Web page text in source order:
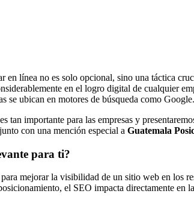
en línea no es solo opcional, sino una táctica
en el logro digital de cualquier
se ubican en motores de búsqueda como Google.
tan importante para las empresas y
con una mención especial a Guatemala
para ti?
mejorar la visibilidad de un sitio web en los
el SEO impacta directamente en la